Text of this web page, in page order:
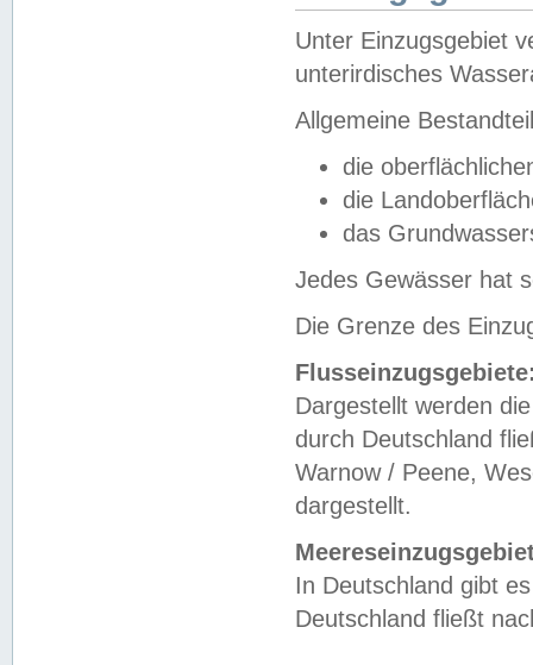
Unter Einzugsgebiet
unterirdisches
Allgemeine
die
die
das
Jedes Gewässer hat
Die Grenze des
Dargestellt werden
durch Deutschland
Warnow / Peene,
dargestellt.
In Deutschland gibt
Deutschland fließt